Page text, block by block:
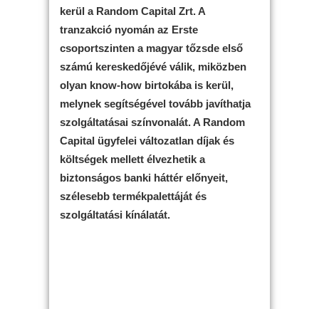
kerül a Random Capital Zrt. A
tranzakció nyomán az Erste
csoportszinten a magyar tőzsde első
számú kereskedőjévé válik, miközben
olyan know-how birtokába is kerül,
melynek segítségével tovább javíthatja
szolgáltatásai színvonalát. A Random
Capital ügyfelei változatlan díjak és
költségek mellett élvezhetik a
biztonságos banki háttér előnyeit,
szélesebb termékpalettáját és
szolgáltatási kínálatát.